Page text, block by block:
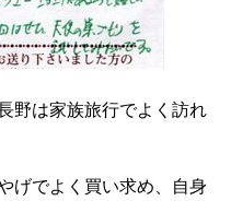
野は家族旅行でよく訪れ
げでよく買い求め、自身